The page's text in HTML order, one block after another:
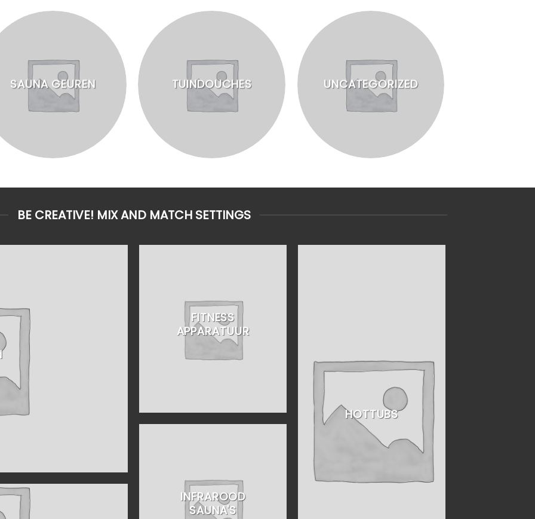
SAUNA GEUREN TUINDOUCHES UNCATEGORIZED
BE CREATIVE! MIX AND MATCH SETTINGS
FITNESS
APPARATUUR
HOTTUBS
INFRAROOD
SAUNA'S